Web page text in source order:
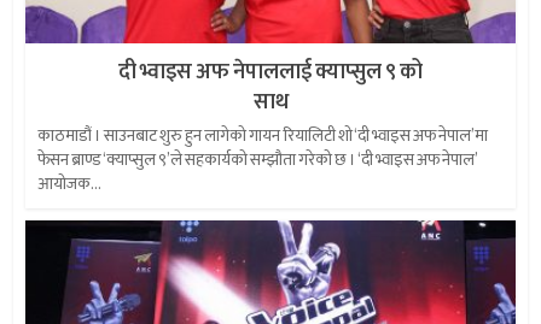
दी भ्वाइस अफ नेपाललाई क्याप्सुल ९ को
साथ
काठमाडौं । साउनबाट शुरु हुन लागेको गायन रियालिटी शो ‘दी भ्वाइस अफ नेपाल’मा
फेसन ब्राण्ड ‘क्याप्सुल ९’ले सहकार्यको सम्झौता गरेको छ । ‘दी भ्वाइस अफ नेपाल’
आयोजक...